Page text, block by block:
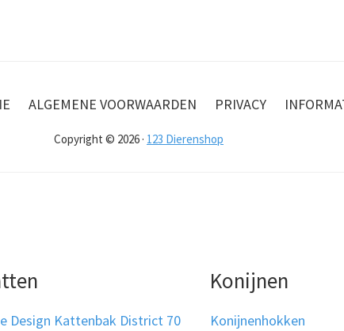
ALGEMENE VOORWAARDEN PRIVACY
Copyright © 2026 · 123 Dierenshop
Design Kattenbak District 70
Konijnen
Konijnenhokken